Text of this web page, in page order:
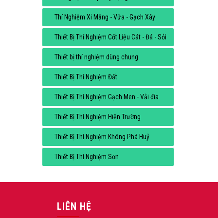
Thí Nghiệm Xi Măng - Vữa - Gạch Xây
Thiết Bị Thí Nghiệm Cốt Liệu Cát - Đá - Sỏi
Thiết bị thí nghiệm dùng chung
Thiết Bị Thí Nghiệm Đất
Thiết Bị Thí Nghiệm Gạch Men - Vải đia
Thiết Bị Thí Nghiệm Hiện Trường
Thiết Bị Thí Nghiệm Không Phá Huỷ
Thiết Bị Thí Nghiệm Sơn
LIÊN HỆ